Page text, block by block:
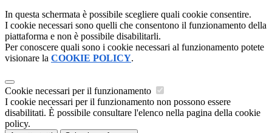
In questa schermata è possibile scegliere quali cookie consentire.
I cookie necessari sono quelli che consentono il funzionamento della
piattaforma e non è possibile disabilitarli.
Per conoscere quali sono i cookie necessari al funzionamento potete
visionare la COOKIE POLICY.
Cookie necessari per il funzionamento
I cookie necessari per il funzionamento non possono essere
disabilitati. È possibile consultare l'elenco nella pagina della cookie
policy.